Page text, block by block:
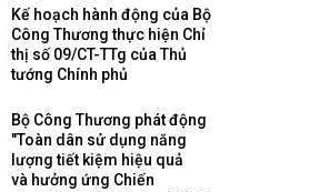
Kế hoạch hành động của Bộ
Công Thương thực hiện Chỉ
thị số 09/CT-TTg của Thủ
tướng Chính phủ
Bộ Công Thương phát động
"Toàn dân sử dụng năng
lượng tiết kiệm hiệu quả
và hưởng ứng Chiến